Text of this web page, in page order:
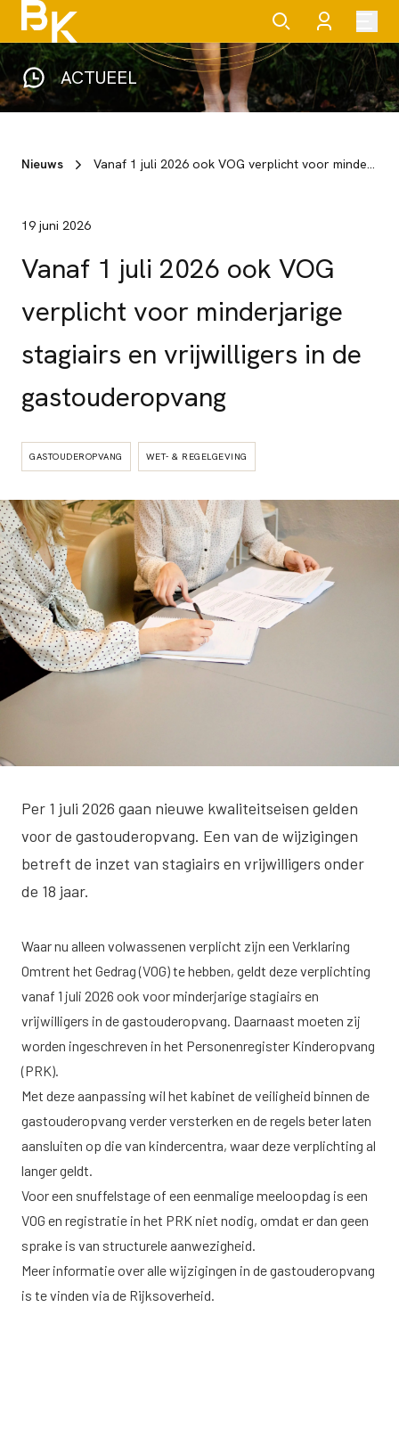
ACTUEEL
Nieuws Vanaf 1 juli 2026 ook VOG verplicht voor minderjarige stagiairs en vrijwilligers in de gastouderopvang
19 juni 2026
Vanaf 1 juli 2026 ook VOG
verplicht voor minderjarige
stagiairs en vrijwilligers in de
gastouderopvang
GASTOUDEROPVANG WET- & REGELGEVING
Per 1 juli 2026 gaan nieuwe kwaliteitseisen gelden
voor de gastouderopvang. Een van de wijzigingen
betreft de inzet van stagiairs en vrijwilligers onder
de 18 jaar.
Waar nu alleen volwassenen verplicht zijn een Verklaring
Omtrent het Gedrag (VOG) te hebben, geldt deze verplichting
vanaf 1 juli 2026 ook voor minderjarige stagiairs en
vrijwilligers in de gastouderopvang. Daarnaast moeten zij
worden ingeschreven in het Personenregister Kinderopvang
(PRK).
Met deze aanpassing wil het kabinet de veiligheid binnen de
gastouderopvang verder versterken en de regels beter laten
aansluiten op die van kindercentra, waar deze verplichting al
langer geldt.
Voor een snuffelstage of een eenmalige meeloopdag is een
VOG en registratie in het PRK niet nodig, omdat er dan geen
sprake is van structurele aanwezigheid.
Meer informatie over alle wijzigingen in de gastouderopvang
is te vinden via de Rijksoverheid.